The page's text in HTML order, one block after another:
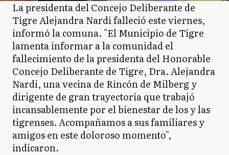
La presidenta del Concejo Deliberante de
Tigre Alejandra Nardi falleció este viernes,
informó la comuna. "El Municipio de Tigre
lamenta informar a la comunidad el
fallecimiento de la presidenta del Honorable
Concejo Deliberante de Tigre, Dra. Alejandra
Nardi, una vecina de Rincón de Milberg y
dirigente de gran trayectoria que trabajó
incansablemente por el bienestar de los y las
tigrenses. Acompañamos a sus familiares y
amigos en este doloroso momento",
indicaron.